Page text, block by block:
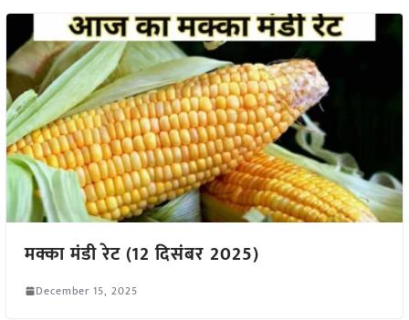
मक्का मंडी रेट (12 दिसंबर 2025)
December 15, 2025